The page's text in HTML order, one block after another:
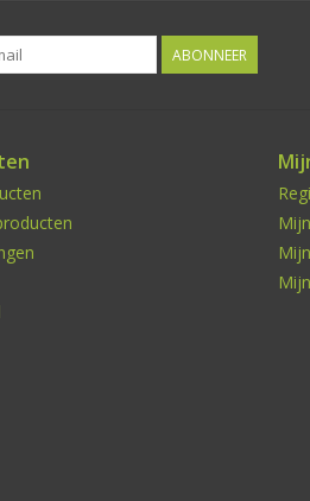
ABONNEER